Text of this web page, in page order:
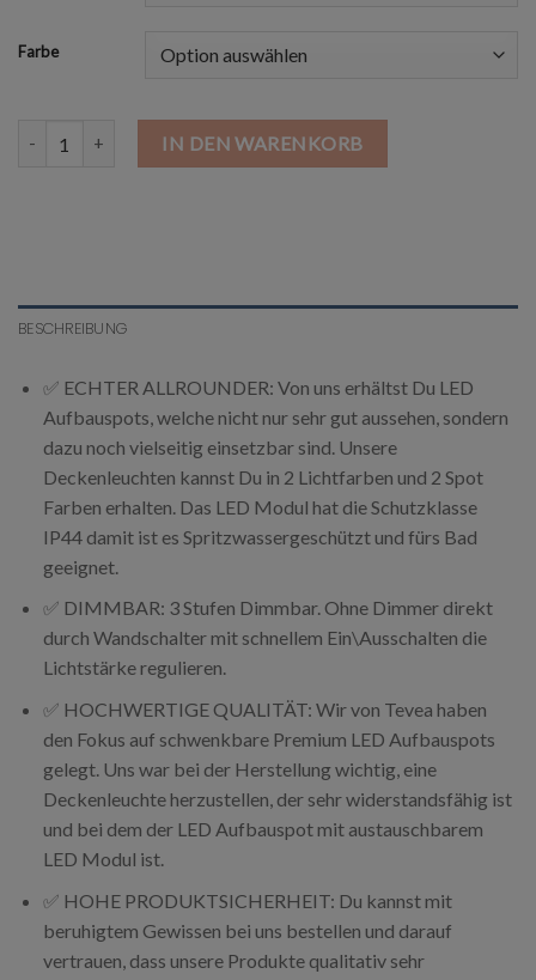
Farbe
LED Flach Dimmbar Aufbauspot Eckig 7W 3-Stufen Dimmbar Menge
IN DEN WARENKORB
BESCHREIBUNG
✅ ECHTER ALLROUNDER: Von uns erhältst Du LED
Aufbauspots, welche nicht nur sehr gut aussehen, sondern
dazu noch vielseitig einsetzbar sind. Unsere
Deckenleuchten kannst Du in 2 Lichtfarben und 2 Spot
Farben erhalten. Das LED Modul hat die Schutzklasse
IP44 damit ist es Spritzwassergeschützt und fürs Bad
geeignet.
✅ DIMMBAR: 3 Stufen Dimmbar. Ohne Dimmer direkt
durch Wandschalter mit schnellem Ein\Ausschalten die
Lichtstärke regulieren.
✅ HOCHWERTIGE QUALITÄT: Wir von Tevea haben
den Fokus auf schwenkbare Premium LED Aufbauspots
gelegt. Uns war bei der Herstellung wichtig, eine
Deckenleuchte herzustellen, der sehr widerstandsfähig ist
und bei dem der LED Aufbauspot mit austauschbarem
LED Modul ist.
✅ HOHE PRODUKTSICHERHEIT: Du kannst mit
beruhigtem Gewissen bei uns bestellen und darauf
vertrauen, dass unsere Produkte qualitativ sehr